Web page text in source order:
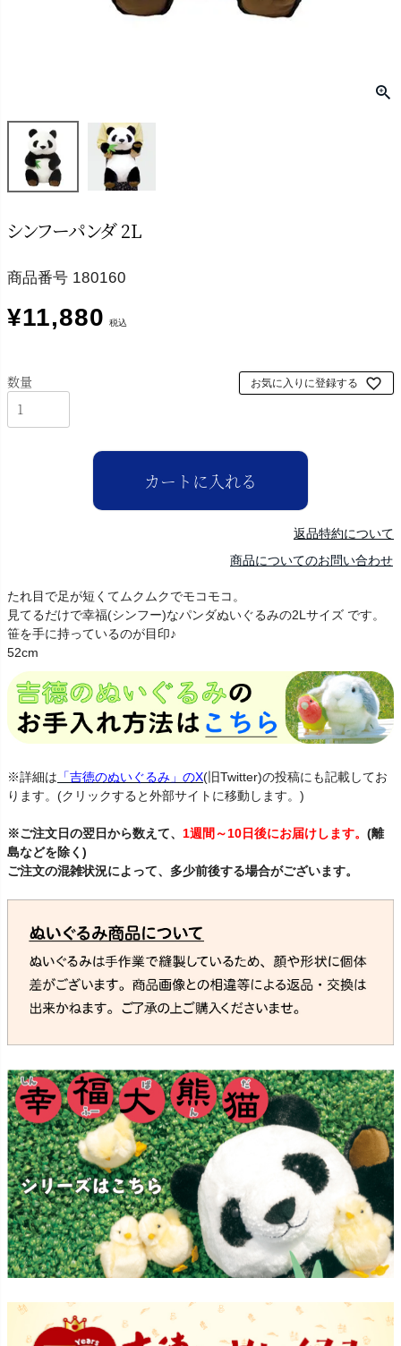
シンフーパンダ 2L
商品番号 180160
¥11,880 税込
お気に入りに登録する
カートに入れる
返品特約について
商品についてのお問い合わせ
たれ目で足が短くてムクムクでモコモコ。
見てるだけで幸福(シンフー)なパンダぬいぐるみの2Lサイズ です。
笹を手に持っているのが目印♪
52cm
※詳細は 「吉徳のぬいぐるみ」のX(旧Twitter)の投稿にも記載してお
ります。(クリックすると外部サイトに移動します。)
※ご注文日の翌日から数えて、 1週間～10日後にお届けします。 (離
島などを除く)
ご注文の混雑状況によって、多少前後する場合がございます。